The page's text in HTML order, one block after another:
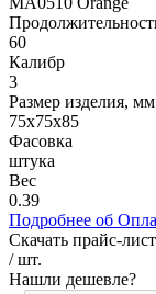
60
Калибр
3
Размер изделия, мм
75х75х85
Фасовка
штука
Вес
0.39
Подробнее об
Скачать прайс-лист
/ шт.
Нашли дешевле?